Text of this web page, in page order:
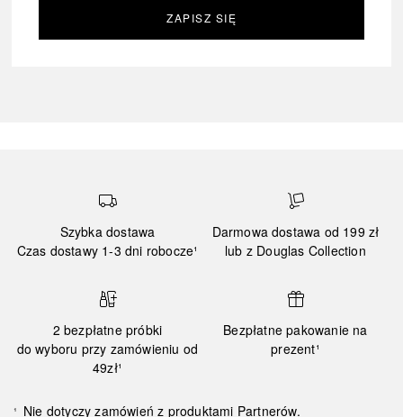
ZAPISZ SIĘ
Szybka dostawa
Czas dostawy 1-3 dni robocze¹
Darmowa dostawa od 199 zł
lub z Douglas Collection
2 bezpłatne próbki
do wyboru przy zamówieniu od
49zł¹
Bezpłatne pakowanie na
prezent¹
¹ Nie dotyczy zamówień z produktami Partnerów.